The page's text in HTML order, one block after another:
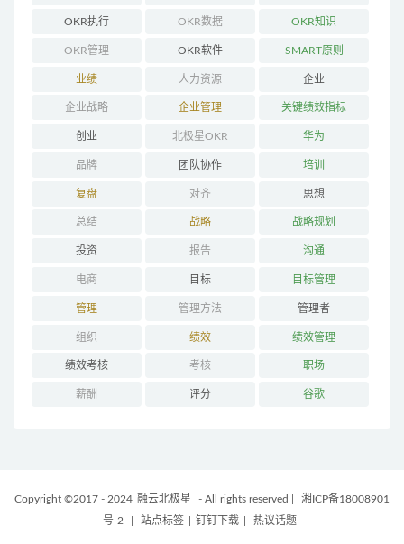
OKR执行 OKR数据 OKR知识
OKR管理 OKR软件 SMART原则
业绩 人力资源 企业
企业战略 企业管理 关键绩效指标
创业 北极星OKR 华为
品牌 团队协作 培训
复盘 对齐 思想
总结 战略 战略规划
投资 报告 沟通
电商 目标 目标管理
管理 管理方法 管理者
组织 绩效 绩效管理
绩效考核 考核 职场
薪酬 评分 谷歌
Copyright ©2017 - 2024 融云北极星 - All rights reserved
湘ICP备18008901
号-2
站点标签 钉钉下载 热议话题